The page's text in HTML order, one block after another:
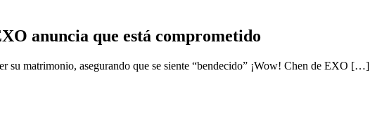
anuncia que está comprometido
su matrimonio, asegurando que se siente “bendecido” ¡Wow! Chen de EXO […]